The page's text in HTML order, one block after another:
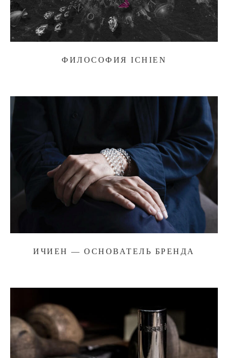
ФИЛОСОФИЯ ICHIEN
ИЧИЕН — ОСНОВАТЕЛЬ БРЕНДА